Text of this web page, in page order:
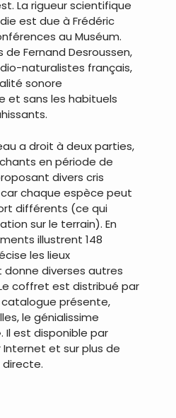
La rigueur scientifique
est due à Frédéric
au Muséum.
Fernand Desroussen,
naturalistes français,
sonore
et sans les habituels
a droit à deux parties,
en période de
divers cris
chaque espèce peut
différents (ce qui
sur le terrain). En
illustrent 148
les lieux
diverses autres
coffret est distribué par
présente,
le génialissime
Il est disponible par
et sur plus de